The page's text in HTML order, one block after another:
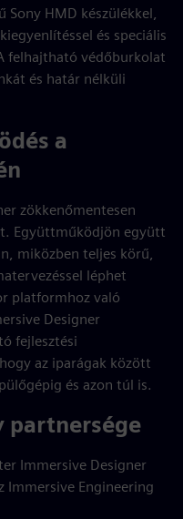
Sony HMD készülékkel,
és speciális
felhajtható védőburkolat
és határ nélküli
a
zökkenőmentesen
Együttműködjön együtt
miközben teljes körű,
léphet
platformhoz való
Designer
fejlesztési
az iparágak között
és azon túl is.
partnersége
Immersive Designer
Immersive Engineering